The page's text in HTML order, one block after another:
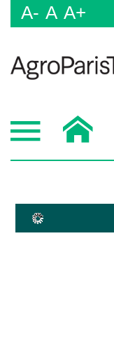
A- A A+